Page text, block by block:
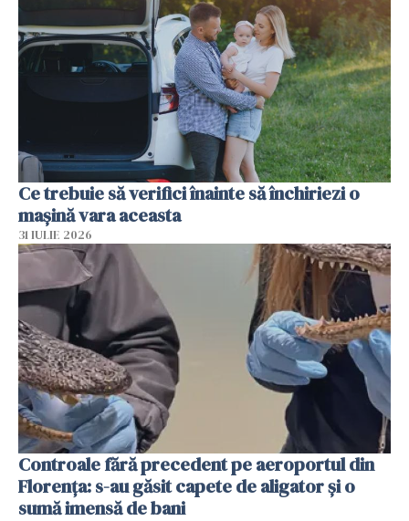
Ce trebuie să verifici înainte să închiriezi o
mașină vara aceasta
31 IULIE 2026
Controale fără precedent pe aeroportul din
Florența: s-au găsit capete de aligator și o
sumă imensă de bani